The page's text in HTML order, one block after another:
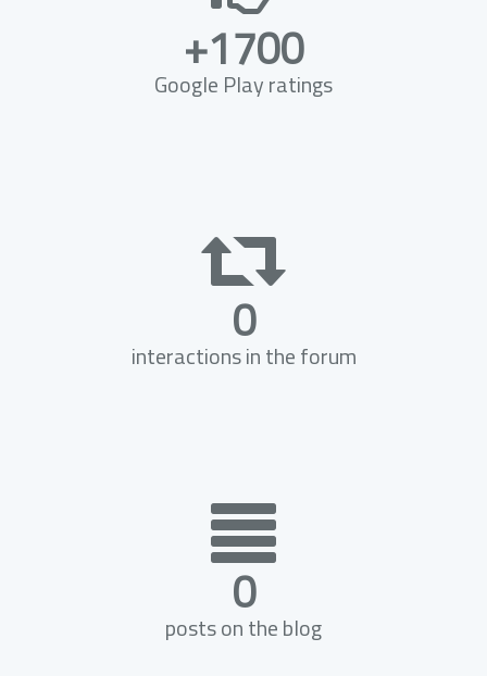
+1700
Google Play ratings
0
interactions in the forum
0
posts on the blog